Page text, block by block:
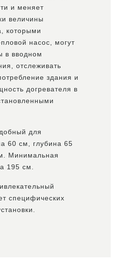
и меняет
величины
которыми
насос, могут
в вводном
отслеживать
здания и
догревателя в
для
60 см, глубина 65
Минимальная
195 см.
специфических